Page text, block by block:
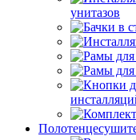
унитазов